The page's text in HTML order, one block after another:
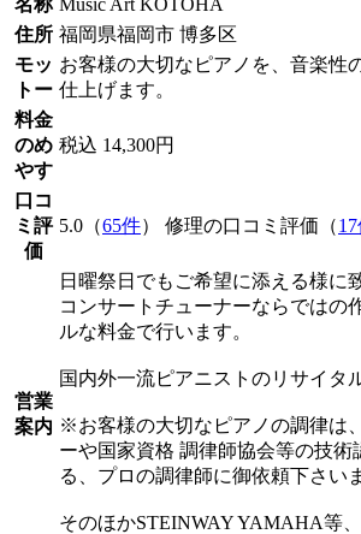
住所 福岡県福岡市 博多区
モッ
トー
お客様の大切なピアノを、音楽性
仕上げます。
料金
のめ
やす
税込 14,300円
口コ
ミ評
価
5.0（65件） 修理の口コミ評価（
営業
案内
日曜祭日でもご希望に添える様に
コンサートチューナーならではの
ルな料金で行います。
国内外一流ピアニストのリサイタ
※お客様の大切なピアノの調律は
ーや国家資格 調律師協会等の技術
る、プロの調律師に御依頼下さい
そのほかSTEINWAY YAMAHA等